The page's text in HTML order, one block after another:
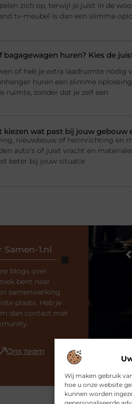
Wij maken gebruik
hoe u onze website
kunnen worden
zich op, terwijl je juist in de
tv-meubel is dan een slimme
bagagewagen huren? Kies de
of heb je extra laadruimte nodig
huren een slimme
ruimte, zonder dat je zelf een
wat past bij jouw gebouw
nieuwbouw of herinrichting en
auto’s of juist vracht en
beter bij jouw situatie
1.nl
blogs over
bent naar
samenwerking
plaats. Heb je
dan contact met
Ons team